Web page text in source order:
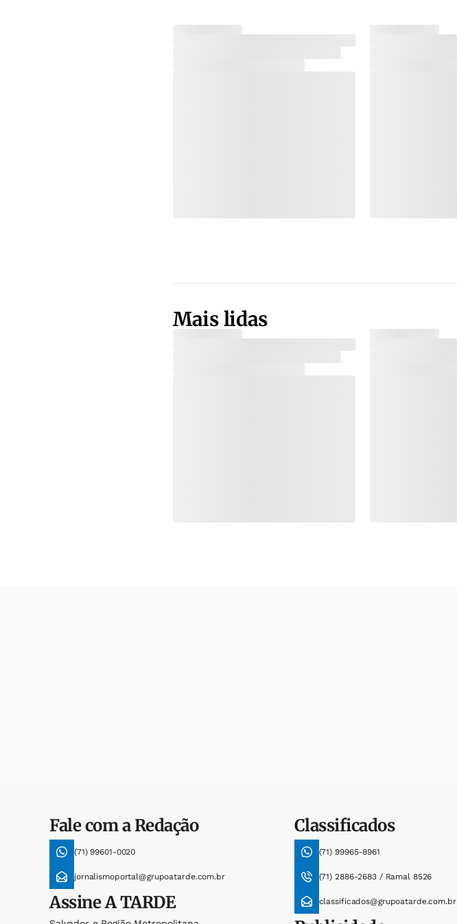
Mais lidas
Fale com a Redação
(71) 99601-0020
jornalismoportal@grupoatarde.com.br
AssineA TARDE
Classificados
(71) 99965-8961
(71) 2886-2683 / Ramal 8526
classificados@grupoatarde.com.br